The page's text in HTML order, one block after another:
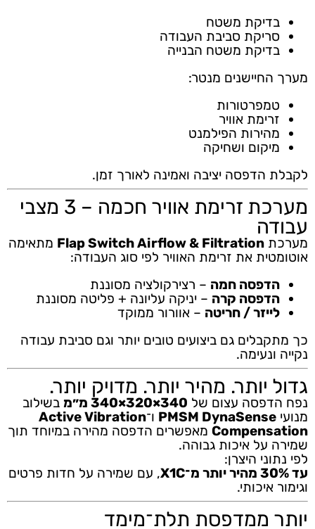
בדיקת משטח
סריקת סביבת העבודה
בדיקת משטח הבנייה
מערך החיישנים מנטר:
טמפרטורות
זרימת אוויר
מהירות הפילמנט
מיקום ושחיקה
לקבלת הדפסה יציבה ואמינה לאורך זמן.
מערכת זרימת אוויר חכמה – 3 מצבי
עבודה
מערכת Flap Switch Airflow & Filtration מתאימה
אוטומטית את זרימת האוויר לפי סוג העבודה:
הדפסה חמה – רצירקולציה מסוננת
הדפסה קרה – יניקה עליונה + פליטה מסוננת
לייזר / חריטה – אוורור ממוקד
כך מתקבלים גם ביצועים טובים יותר וגם סביבת עבודה
נקייה ונעימה.
גדול יותר. מהיר יותר. מדויק יותר.
נפח הדפסה עצום של 340×320×340 מ״מ
בשילוב
מנועי PMSM DynaSense ו־Active Vibration
Compensation מאפשרים הדפסה מהירה במיוחד תוך
שמירה על איכות גבוהה.
לפי נתוני היצרן:
עד 30% מהיר יותר מ־X1C
, עם שמירה על חדות פרטים
וגימור איכותי.
יותר ממדפסת תלת־מימד